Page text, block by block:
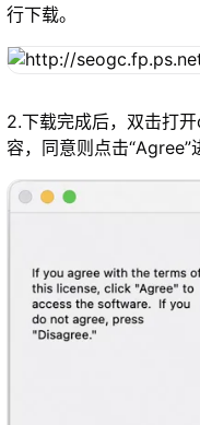
行下载。
2.下载完成后，双击打
容，同意则点击“Agree”